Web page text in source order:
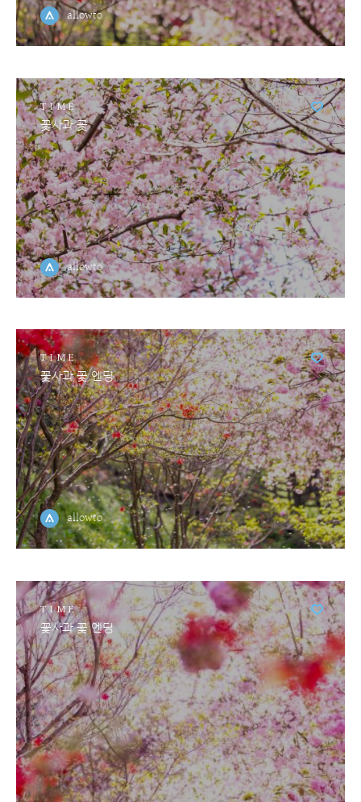
allowto
TIME
꽃사과 꽃
allowto
TIME
꽃사과 꽃 엔딩
allowto
TIME
꽃사과 꽃 엔딩